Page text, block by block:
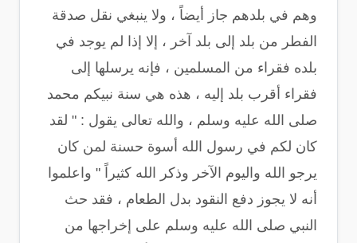
وهم في بلدهم جاز أيضاً ، ولا ينبغي نقل صدقة
الفطر من بلد إلى بلد آخر ، إلا إذا لم يوجد في
بلده فقراء من المسلمين ، فإنه يرسلها إلى
فقراء أقرب بلد إليه ، هذه هي سنة نبيكم محمد
صلى الله عليه وسلم ، والله تعالى يقول : " لقد
كان لكم في رسول الله أسوة حسنة لمن كان
يرجو الله واليوم الآخر وذكر الله كثيراً " واعلموا
أنه لا يجوز دفع النقود بدل الطعام ، فقد حث
النبي صلى الله عليه وسلم على إخراجها من